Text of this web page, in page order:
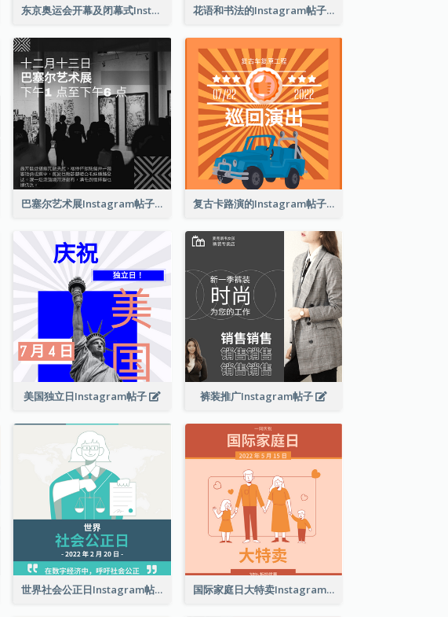
东京奥运会开幕及闭幕式Instagram帖子 花语和书法的Instagram帖子
巴塞尔艺术展Instagram帖子 复古卡路演的Instagram帖子
美国独立日Instagram帖子 裤装推广Instagram帖子
世界社会公正日Instagram帖子 国际家庭日大特卖Instagram帖子